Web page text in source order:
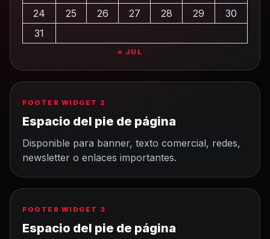
24
25 26 27 28 29
30
31
« JUL
FOOTER WIDGET 2
Espacio del pie de página
Disponible para banner, texto comercial, redes,
newsletter o enlaces importantes.
FOOTER WIDGET 3
Espacio del pie de página